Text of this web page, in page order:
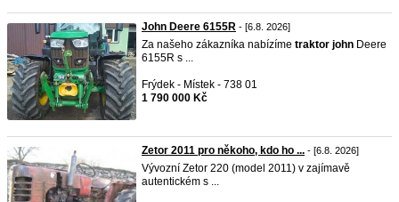
John Deere 6155R - [6.8. 2026]
Za našeho zákazníka nabízíme traktor john Deere
6155R s ...
Frýdek - Místek - 738 01
1 790 000 Kč
Zetor 2011 pro někoho, kdo ho ... - [6.8. 2026]
Vývozní Zetor 220 (model 2011) v zajímavě
autentickém s ...